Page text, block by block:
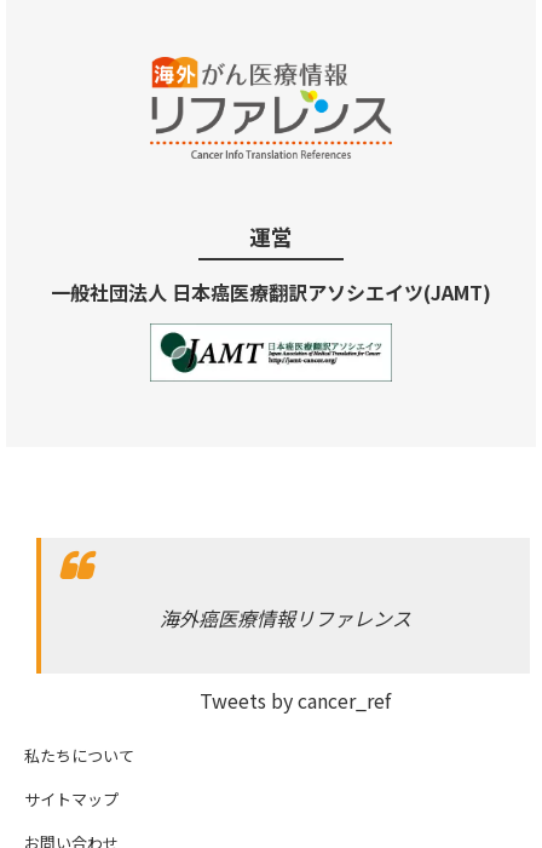
運営
一般社団法人 日本癌医療翻訳アソシエイツ(JAMT)
海外癌医療情報リファレンス
Tweets by cancer_ref
私たちについて
サイトマップ
お問い合わせ